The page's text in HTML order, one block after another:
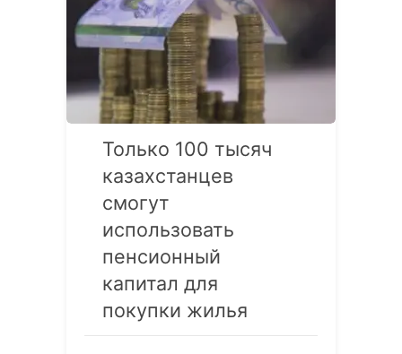
Только 100 тысяч
казахстанцев
смогут
использовать
пенсионный
капитал для
покупки жилья